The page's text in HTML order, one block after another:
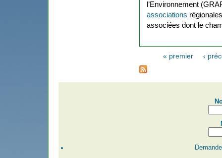
l’Environnement
associations
associées dont le
Pages« premier ‹